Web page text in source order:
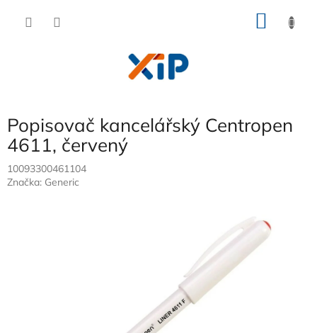
Popisovač kancelářský Centropen
4611, červený
10093300461104
Značka: Generic